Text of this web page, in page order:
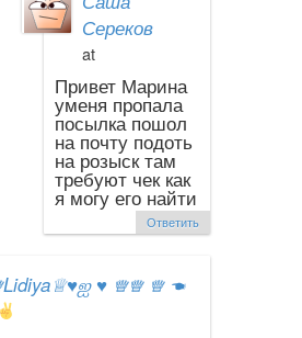
Сереков
at
Привет Марина
уменя пропала
посылка пошол
на почту подоть
на розыск там
требуют чек как
я могу его найти
Ответить
♥ஐ ♥ ♕♕ ♕ ☚